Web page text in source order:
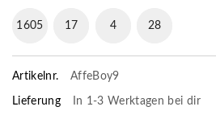
1605 17 4 27
Artikelnr. AffeBoy9
Lieferung In 1-3 Werktagen bei dir